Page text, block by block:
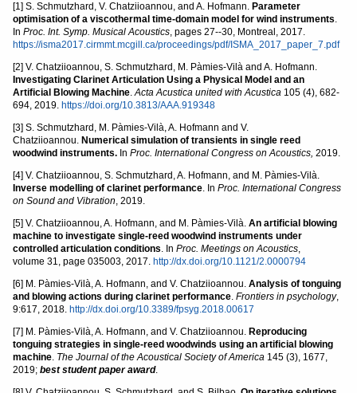
[1] S. Schmutzhard, V. Chatziioannou, and A. Hofmann. Parameter
optimisation of a viscothermal time-domain model for wind instruments.
In Proc. Int. Symp. Musical Acoustics, pages 27--30, Montreal, 2017.
https://isma2017.cirmmt.mcgill.ca/proceedings/pdf/ISMA_2017_paper_7.pdf
[2] V. Chatziioannou, S. Schmutzhard, M. Pàmies-Vilà and A. Hofmann.
Investigating Clarinet Articulation Using a Physical Model and an
Artificial Blowing Machine.Acta Acustica united with Acustica 105 (4), 682-
694, 2019. https://doi.org/10.3813/AAA.919348
[3] S. Schmutzhard, M. Pàmies-Vilà, A. Hofmann and V.
Chatziioannou. Numerical simulation of transients in single reed
woodwind instruments. In Proc. International Congress on Acoustics, 2019.
[4] V. Chatziioannou, S. Schmutzhard, A. Hofmann, and M. Pàmies-Vilà.
Inverse modelling of clarinet performance. In Proc. International Congress
on Sound and Vibration, 2019.
[5] V. Chatziioannou, A. Hofmann, and M. Pàmies-Vilà. An artificial blowing
machine to investigate single-reed woodwind instruments under
controlled articulation conditions. In Proc. Meetings on Acoustics,
volume 31, page 035003, 2017. http://dx.doi.org/10.1121/2.0000794
[6] M. Pàmies-Vilà, A. Hofmann, and V. Chatziioannou. Analysis of tonguing
and blowing actions during clarinet performance. Frontiers in psychology,
9:617, 2018. http://dx.doi.org/10.3389/fpsyg.2018.00617
[7] M. Pàmies-Vilà, A. Hofmann, and V. Chatziioannou. Reproducing
tonguing strategies in single-reed woodwinds using an artificial blowing
machine. The Journal of the Acoustical Society of America 145 (3), 1677,
2019; best student paper award.